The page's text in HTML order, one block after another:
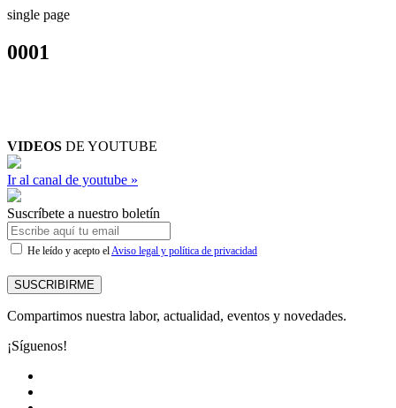
single page
0001
VIDEOS DE YOUTUBE
Ir al canal de youtube »
Suscríbete a nuestro boletín
He leído y acepto elAviso legal y política de privacidad
SUSCRIBIRME
Compartimos nuestra labor, actualidad, eventos y novedades.
¡Síguenos!